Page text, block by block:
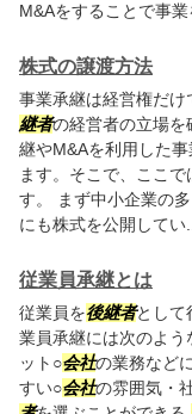
M&Aをすることで事業
株式の譲渡方法
事業承継は経営権だけ
継者の経営者の立場を
継やM&Aを利用した
ます。そこで、ここ
す。 まず中小企業の
にも株式を公開してい...
従業員承継とは
従業員を後継者として
業員承継には次のよう
ット○会社の業務など
すい○会社の雰囲気・